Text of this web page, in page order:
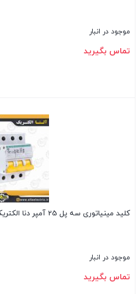
موجود در انبار
تماس بگیرید
کلید مینیاتوری سه پل 25 آمپر دنا الکتریک
موجود در انبار
تماس بگیرید